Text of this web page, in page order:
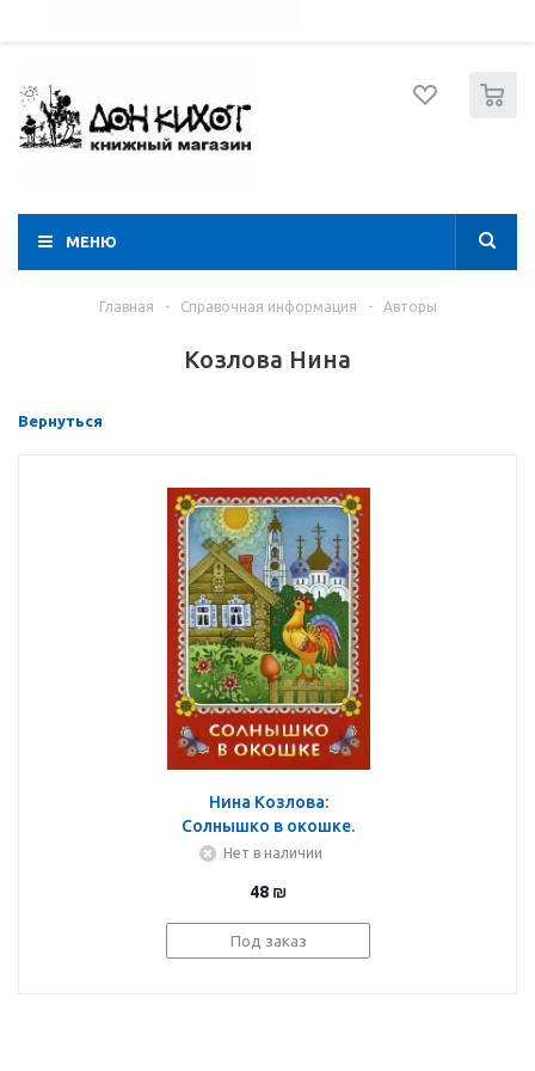
МЕНЮ
Главная - Справочная информация - Авторы
Козлова Нина
Вернуться
Нина Козлова:
Солнышко в окошке.
Книжка-картинка для
Нет в наличии
48 ₪
Под заказ